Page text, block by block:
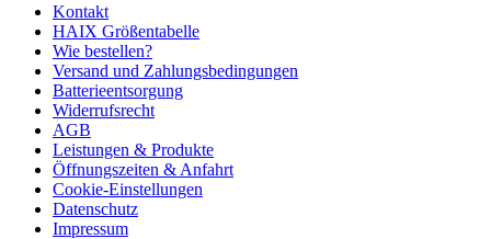
Kontakt
HAIX Größentabelle
Wie bestellen?
Versand und Zahlungsbedingungen
Batterieentsorgung
Widerrufsrecht
AGB
Leistungen & Produkte
Öffnungszeiten & Anfahrt
Cookie-Einstellungen
Datenschutz
Impressum